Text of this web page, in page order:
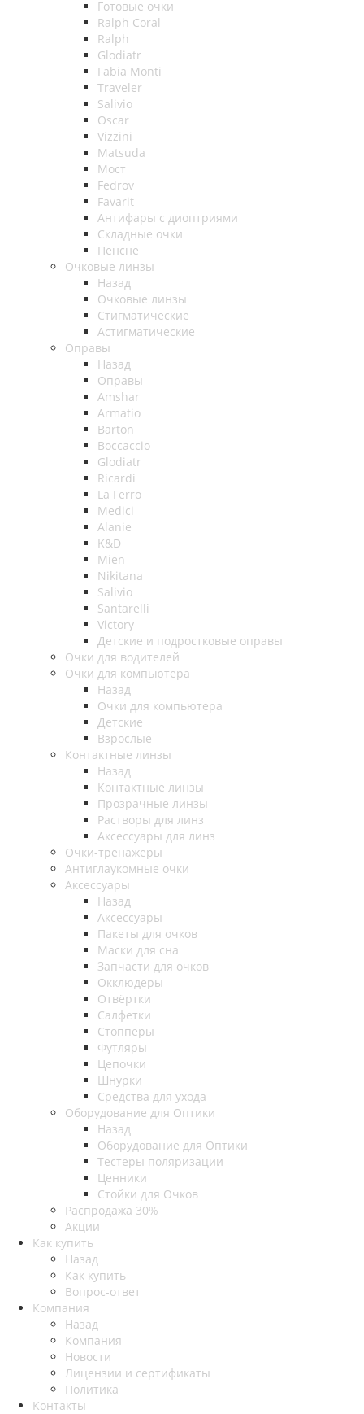
Готовые очки
Ralph Coral
Ralph
Glodiatr
Fabia Monti
Traveler
Salivio
Oscar
Vizzini
Matsuda
Мост
Fedrov
Favarit
Антифары с диоптриями
Складные очки
Пенсне
Очковые линзы
Назад
Очковые линзы
Стигматические
Астигматические
Оправы
Назад
Оправы
Amshar
Armatio
Barton
Boccaccio
Glodiatr
Ricardi
La Ferro
Medici
Alanie
K&D
Mien
Nikitana
Salivio
Santarelli
Victory
Детские и подростковые оправы
Очки для водителей
Очки для компьютера
Назад
Очки для компьютера
Детские
Взрослые
Контактные линзы
Назад
Контактные линзы
Прозрачные линзы
Растворы для линз
Аксессуары для линз
Очки-тренажеры
Антиглаукомные очки
Аксессуары
Назад
Аксессуары
Пакеты для очков
Маски для сна
Запчасти для очков
Окклюдеры
Отвёртки
Салфетки
Стопперы
Футляры
Цепочки
Шнурки
Средства для ухода
Оборудование для Оптики
Назад
Оборудование для Оптики
Тестеры поляризации
Ценники
Стойки для Очков
Распродажа 30%
Акции
Как купить
Назад
Как купить
Вопрос-ответ
Компания
Назад
Компания
Новости
Лицензии и сертификаты
Политика
Контакты